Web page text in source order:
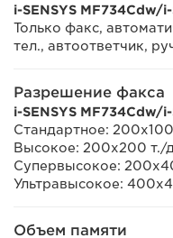
i-SENSYS MF734Cdw/
Только факс,
тел., автоответчик,
Разрешение факса
i-SENSYS MF734Cdw/
Стандартное:
Высокое: 200x200 т./
Супервысокое:
Ультравысокое:
Объем памяти